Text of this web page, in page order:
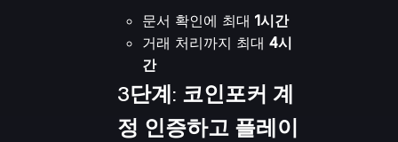
문서 확인에 최대 1시간
거래 처리까지 최대 4시
간
3단계: 코인포커 계
정 인증하고 플레이